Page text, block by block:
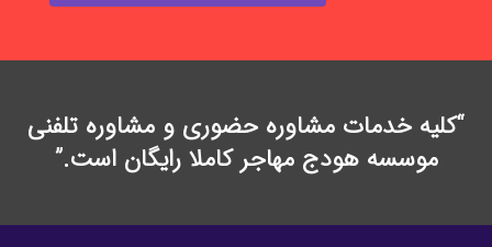
“کلیه خدمات مشاوره حضوری و مشاوره تلفنی
موسسه هودج مهاجر کاملا رایگان است.”